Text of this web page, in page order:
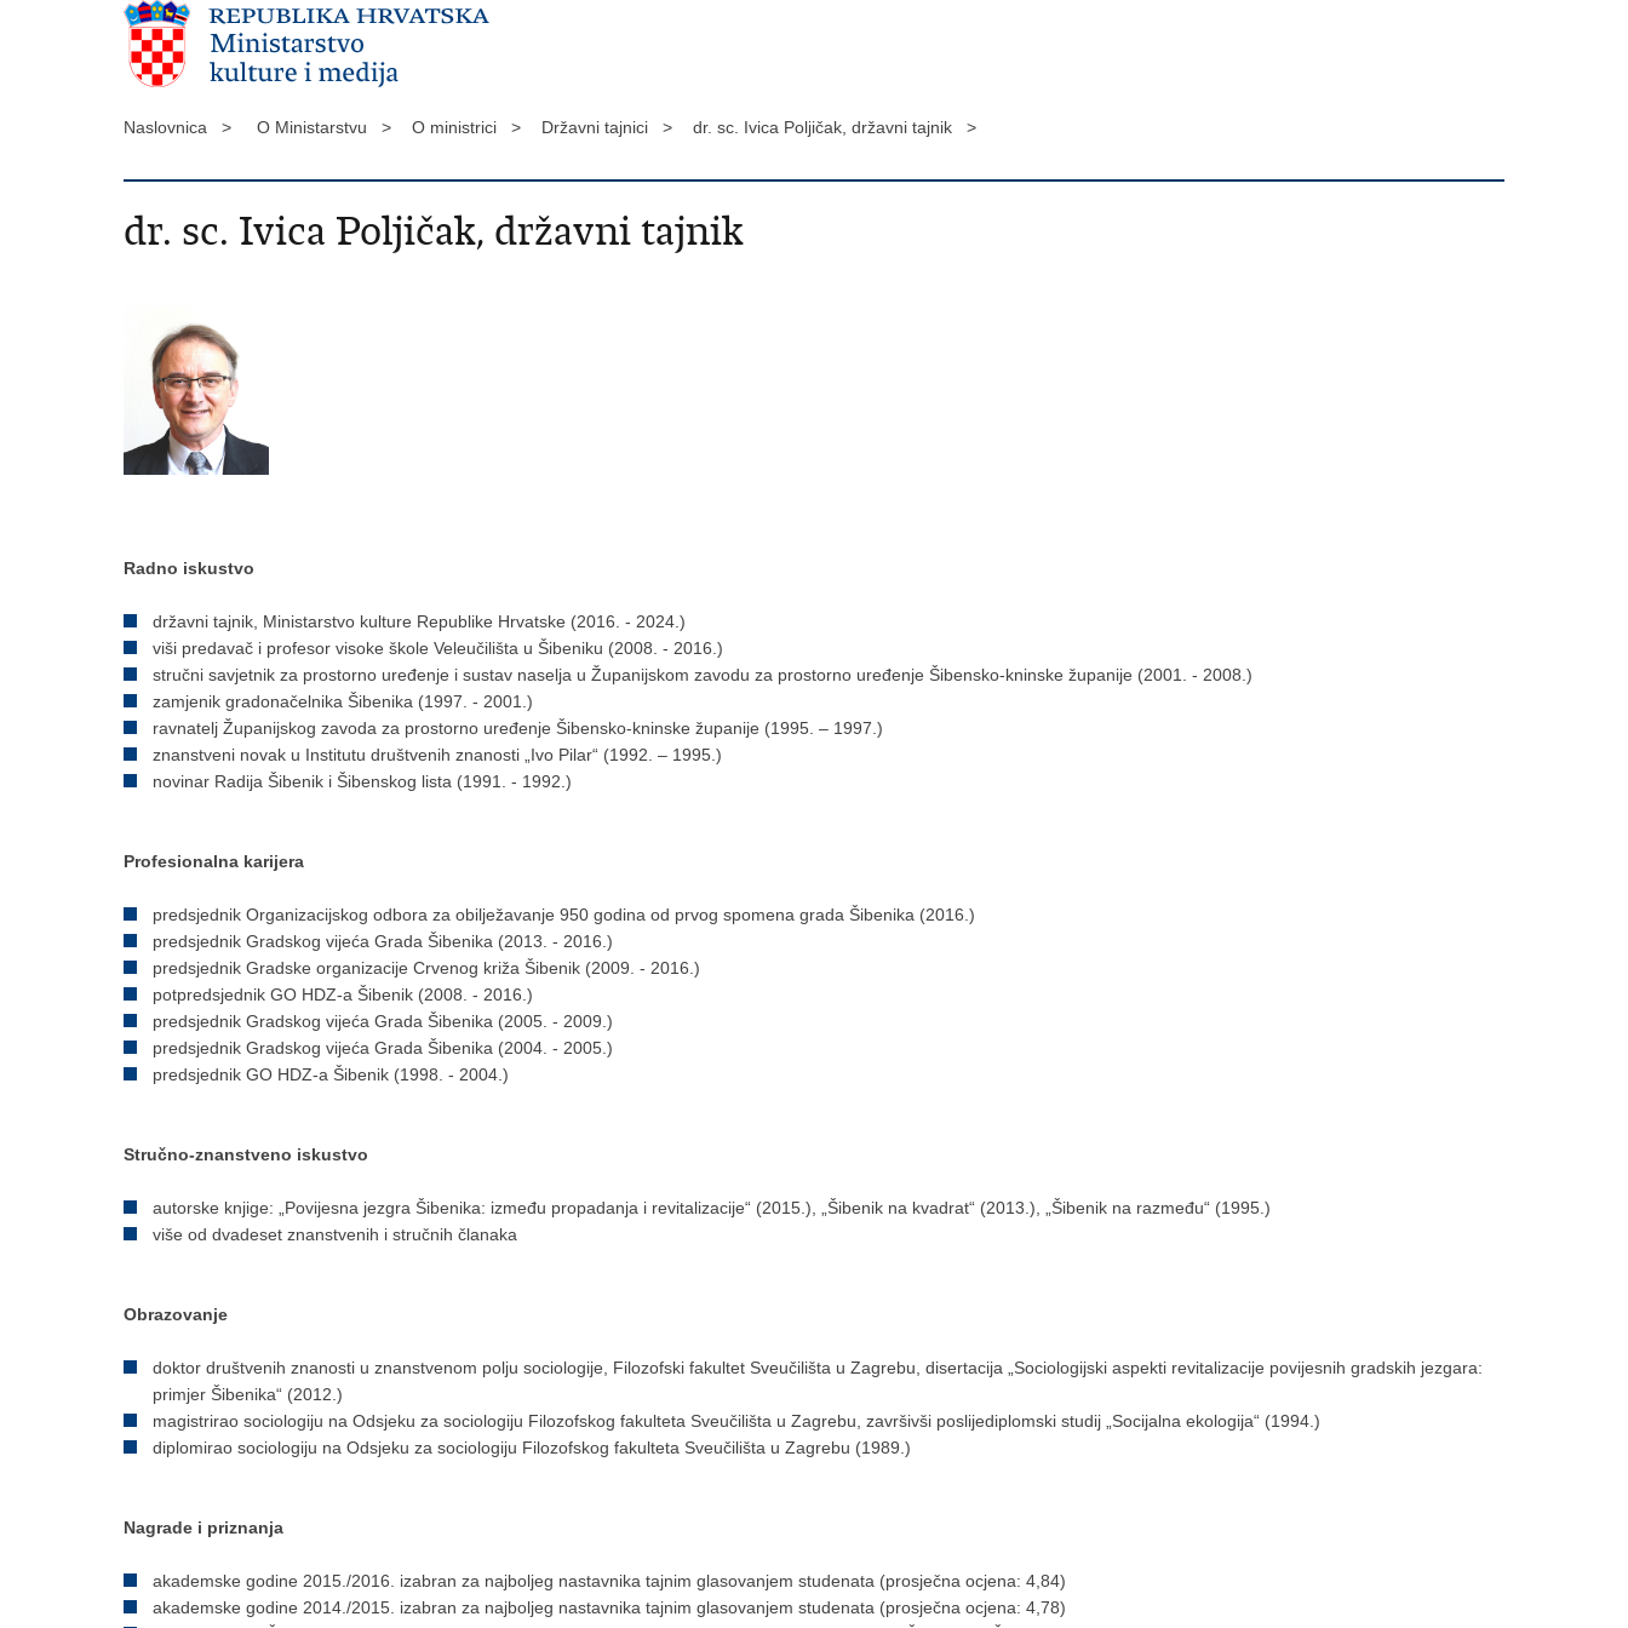
Naslovnica > O Ministarstvu > O ministrici > Državni tajnici > dr. sc. Ivica Poljičak, državni tajnik >
dr. sc. Ivica Poljičak, državni tajnik
Radno iskustvo
državni tajnik, Ministarstvo kulture Republike Hrvatske (2016. - 2024.)
viši predavač i profesor visoke škole Veleučilišta u Šibeniku (2008. - 2016.)
stručni savjetnik za prostorno uređenje i sustav naselja u Županijskom zavodu za prostorno uređenje Šibensko-kninske županije (2001. - 2008.)
zamjenik gradonačelnika Šibenika (1997. - 2001.)
ravnatelj Županijskog zavoda za prostorno uređenje Šibensko-kninske županije (1995. ‒ 1997.)
znanstveni novak u Institutu društvenih znanosti „Ivo Pilar“ (1992. ‒ 1995.)
novinar Radija Šibenik i Šibenskog lista (1991. - 1992.)
Profesionalna karijera
predsjednik Organizacijskog odbora za obilježavanje 950 godina od prvog spomena grada Šibenika (2016.)
predsjednik Gradskog vijeća Grada Šibenika (2013. - 2016.)
predsjednik Gradske organizacije Crvenog križa Šibenik (2009. - 2016.)
potpredsjednik GO HDZ-a Šibenik (2008. - 2016.)
predsjednik Gradskog vijeća Grada Šibenika (2005. - 2009.)
predsjednik Gradskog vijeća Grada Šibenika (2004. - 2005.)
predsjednik GO HDZ-a Šibenik (1998. - 2004.)
Stručno-znanstveno iskustvo
autorske knjige: „Povijesna jezgra Šibenika: između propadanja i revitalizacije“ (2015.), „Šibenik na kvadrat“ (2013.), „Šibenik na razmeđu“ (1995.)
više od dvadeset znanstvenih i stručnih članaka
Obrazovanje
doktor društvenih znanosti u znanstvenom polju sociologije, Filozofski fakultet Sveučilišta u Zagrebu, disertacija „Sociologijski aspekti revitalizacije povijesnih gradskih jezgara:
primjer Šibenika“ (2012.)
magistrirao sociologiju na Odsjeku za sociologiju Filozofskog fakulteta Sveučilišta u Zagrebu, završivši poslijediplomski studij „Socijalna ekologija“ (1994.)
diplomirao sociologiju na Odsjeku za sociologiju Filozofskog fakulteta Sveučilišta u Zagrebu (1989.)
Nagrade i priznanja
akademske godine 2015./2016. izabran za najboljeg nastavnika tajnim glasovanjem studenata (prosječna ocjena: 4,84)
akademske godine 2014./2015. izabran za najboljeg nastavnika tajnim glasovanjem studenata (prosječna ocjena: 4,78)